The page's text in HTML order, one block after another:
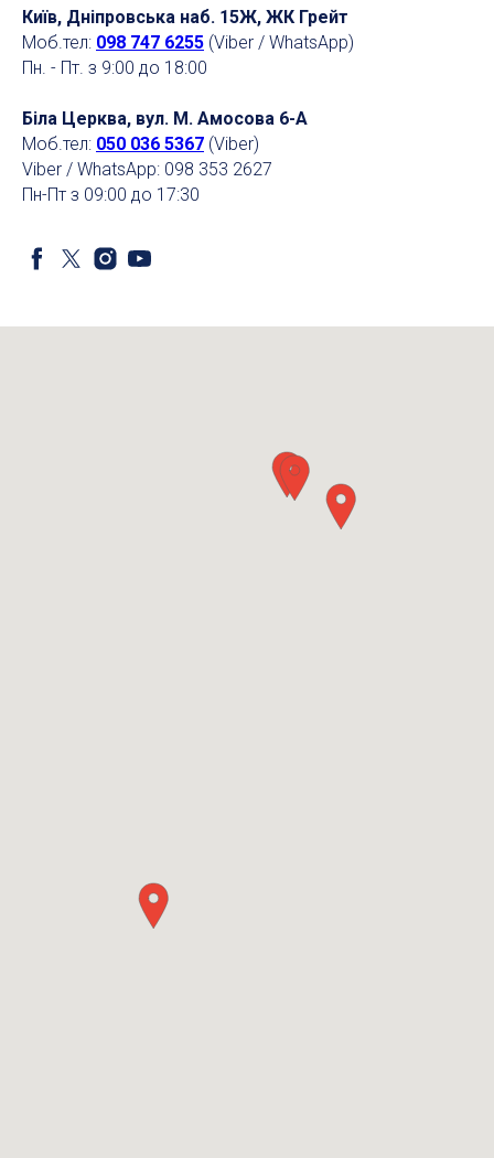
Київ, Дніпровська наб. 15Ж, ЖК Грейт
Моб.тел: 098 747 6255 (Viber / WhatsApp)
Пн. - Пт. з 9:00 до 18:00
Біла Церква, вул. М. Амосова 6-А
Моб.тел: 050 036 5367 (Viber)
Viber / WhatsApp: 098 353 2627
Пн-Пт з 09:00 до 17:30